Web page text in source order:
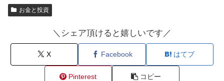
お金と投資
＼シェア頂けると嬉しいです／
X Facebook はてブ
Pinterest コピー